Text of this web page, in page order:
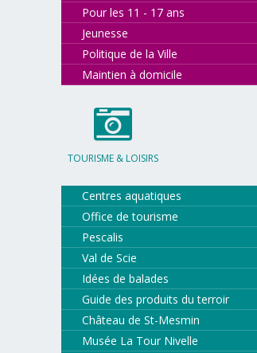
Pour les 11 - 17 ans
Jeunesse
Politique de la Ville
Maintien à domicile
TOURISME & LOISIRS
Centres aquatiques
Office de tourisme
Pescalis
Val de Scie
Idées de balades
Guide des produits du terroir
Château de St-Mesmin
Musée La Tour Nivelle